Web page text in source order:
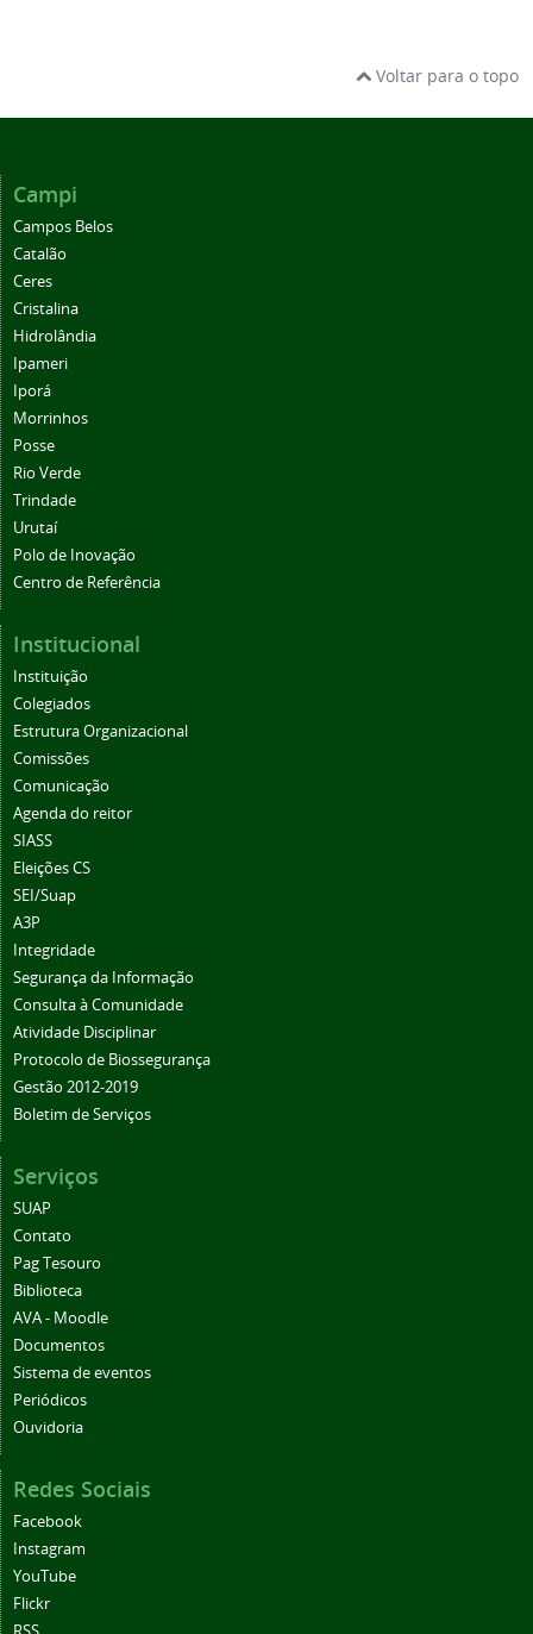
Voltar para o topo
Campi
Campos Belos
Catalão
Ceres
Cristalina
Hidrolândia
Ipameri
Iporá
Morrinhos
Posse
Rio Verde
Trindade
Urutaí
Polo de Inovação
Centro de Referência
Institucional
Instituição
Colegiados
Estrutura Organizacional
Comissões
Comunicação
Agenda do reitor
SIASS
Eleições CS
SEI/Suap
A3P
Integridade
Segurança da Informação
Consulta à Comunidade
Atividade Disciplinar
Protocolo de Biossegurança
Gestão 2012-2019
Boletim de Serviços
Serviços
SUAP
Contato
Pag Tesouro
Biblioteca
AVA - Moodle
Documentos
Sistema de eventos
Periódicos
Ouvidoria
Redes Sociais
Facebook
Instagram
YouTube
Flickr